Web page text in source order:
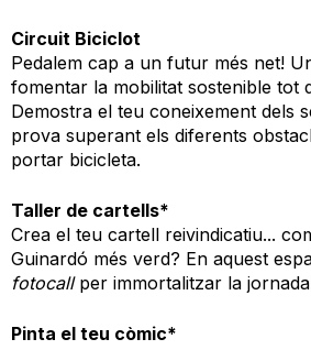
Circuit Biciclot
Pedalem cap a un futur més net!
fomentar la mobilitat sostenible tot
Demostra el teu coneixement dels
prova superant els diferents
portar bicicleta.
Taller de cartells*
Crea el teu cartell reivindicatiu...
Guinardó més verd? En aquest
fotocall per immortalitzar la
Pinta el teu còmic*